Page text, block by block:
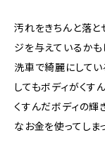
汚れをきちんと落と
ジを与えているかも
洗車で綺麗にして
してもボディがくす
くすんだボディの輝
なお金を使ってしま